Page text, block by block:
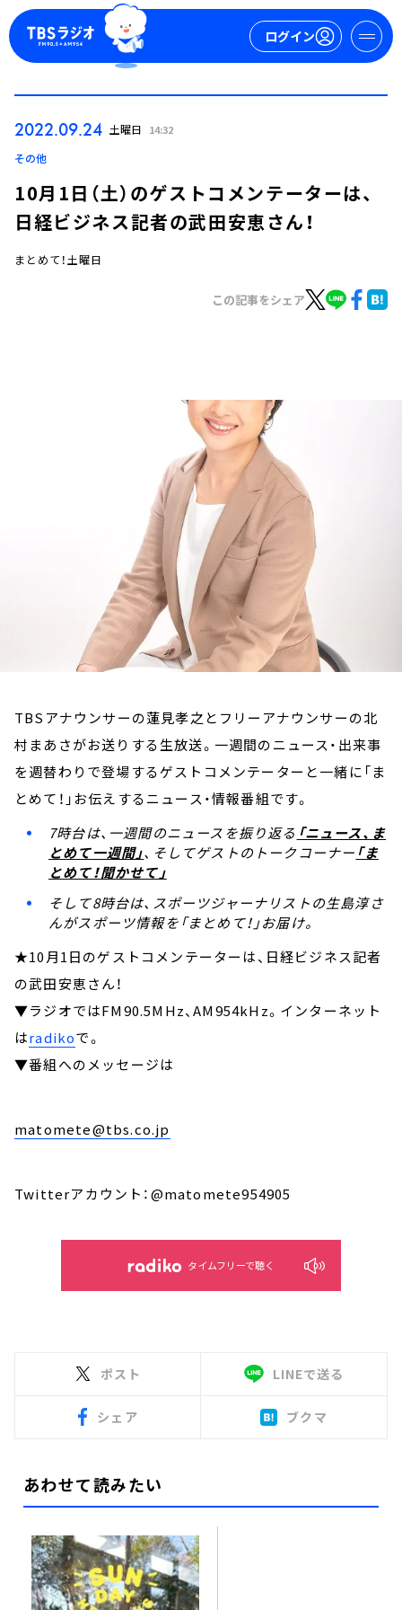
ログイン
2022.09.24 土曜日 14:32
その他
10月1日（土）のゲストコメンテーターは、
日経ビジネス記者の武田安恵さん！
まとめて！土曜日
この記事をシェア
TBSアナウンサーの蓮見孝之とフリーアナウンサーの北
村まあさがお送りする生放送。一週間のニュース・出来事
を週替わりで登場するゲストコメンテーターと一緒に「ま
とめて！」お伝えするニュース・情報番組です。
7時台は、一週間のニュースを振り返る 「ニュース、ま
とめて一週間」、そしてゲストのトークコーナー 「ま
とめて！聞かせて」
そして8時台は、スポーツジャーナリストの生島淳さ
んがスポーツ情報を「まとめて！」お届け。
★10月1日のゲストコメンテーターは、日経ビジネス記者
の武田安恵さん！
▼ラジオではFM90.5MHz、AM954kHz。インターネット
はradikoで。
▼番組へのメッセージは
matomete@tbs.co.jp
Twitterアカウント：@matomete954905
タイムフリーで聴く
ポスト LINEで送る
シェア ブクマ
あわせて読みたい